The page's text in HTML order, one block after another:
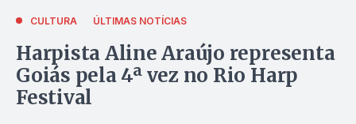
CULTURA ÚLTIMAS NOTÍCIAS
Harpista Aline Araújo representa
Goiás pela 4ª vez no Rio Harp
Festival